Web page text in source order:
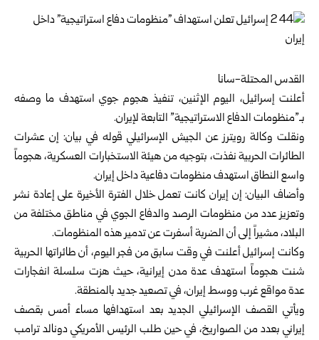
القدس المحتلة-سانا
أعلنت إسرائيل، اليوم الإثنين، تنفيذ هجوم جوي استهدف ما وصفه
بـ”منظومات الدفاع الاستراتيجية” التابعة لإيران.
ونقلت وكالة رويترز عن الجيش الإسرائيلي قوله في بيان: إن عشرات
الطائرات الحربية نفذت، بتوجيه من هيئة الاستخبارات العسكرية، هجوماً
واسع النطاق استهدف منظومات دفاعية داخل إيران.
وأضاف البيان: إن إيران كانت تعمل خلال الفترة الأخيرة على إعادة نشر
وتعزيز عدد من منظومات الرصد والدفاع الجوي في مناطق مختلفة من
البلاد، مشيراً إلى أن الضربة أسفرت عن تدمير هذه المنظومات.
وكانت إسرائيل أعلنت في وقت سابق من فجر اليوم، أن طائراتها الحربية
شنت هجوماً استهدف عدة مدن إيرانية، حيث هزت سلسلة انفجارات
عدة مواقع غرب ووسط إيران، في تصعيد جديد بالمنطقة.
ويأتي القصف الإسرائيلي الجديد بعد استهدافها مساء أمس بقصف
إيراني بعدد من الصواريخ، في حين طلب الرئيس الأمريكي دونالد ترامب